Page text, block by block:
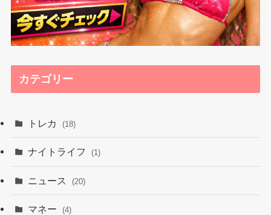
カテゴリー
トレカ (18)
ナイトライフ (1)
ニュース (20)
マネー (4)